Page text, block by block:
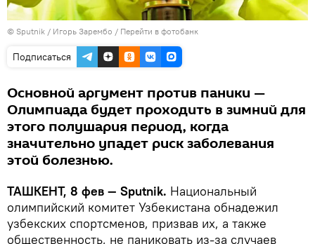
© Sputnik / Игорь Зарембо / Перейти в фотобанк
Подписаться
Основной аргумент против паники —
Олимпиада будет проходить в зимний для
этого полушария период, когда
значительно упадет риск заболевания
этой болезнью.
ТАШКЕНТ, 8 фев — Sputnik. Национальный
олимпийский комитет Узбекистана обнадежил
узбекских спортсменов, призвав их, а также
общественность, не паниковать из-за случаев